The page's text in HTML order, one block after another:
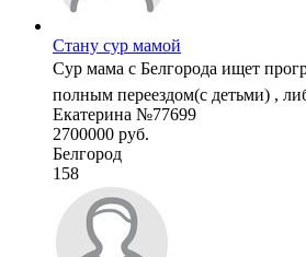
Стану сур мамой
Сур мама с Белгорода ищет
полным переездом(с детьми) ,
Екатерина №77699
2700000 руб.
Белгород
158